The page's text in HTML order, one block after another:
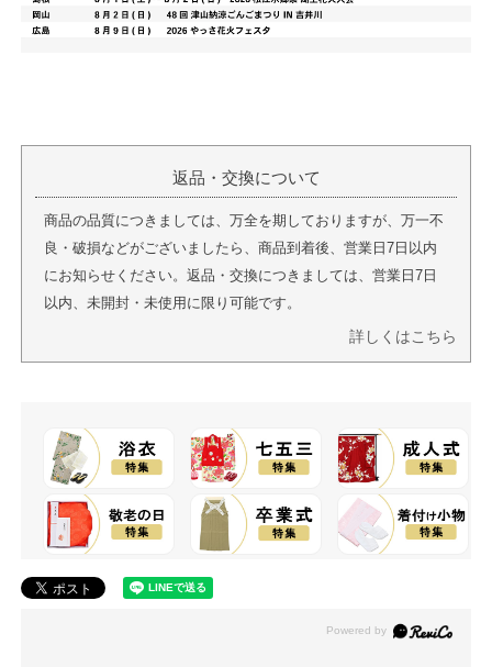
返品・交換について
商品の品質につきましては、万全を期しておりますが、万一不
良・破損などがございましたら、商品到着後、営業日7日以内
にお知らせください。返品・交換につきましては、営業日7日
以内、未開封・未使用に限り可能です。
詳しくはこちら